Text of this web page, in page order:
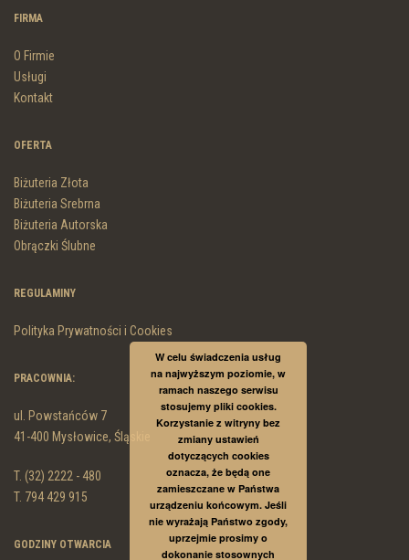
FIRMA
O Firmie
Usługi
Kontakt
OFERTA
Biżuteria Złota
Biżuteria Srebrna
Biżuteria Autorska
Obrączki Ślubne
REGULAMINY
Polityka Prywatności i Cookies
PRACOWNIA:
ul. Powstańców 7
41-400 Mysłowice, Śląskie
T. (32) 2222 - 480
T. 794 429 915
GODZINY OTWARCIA
W celu świadczenia usług
na najwyższym poziomie, w
ramach naszego serwisu
stosujemy pliki cookies.
Korzystanie z witryny bez
zmiany ustawień
dotyczących cookies
oznacza, że będą one
zamieszczane w Państwa
urządzeniu końcowym. Jeśli
nie wyrażają Państwo zgody,
uprzejmie prosimy o
dokonanie stosownych